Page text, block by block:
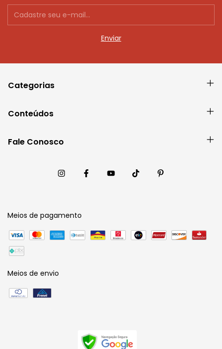
Categorias
Conteúdos
Fale Conosco
Meios de pagamento
Meios de envio